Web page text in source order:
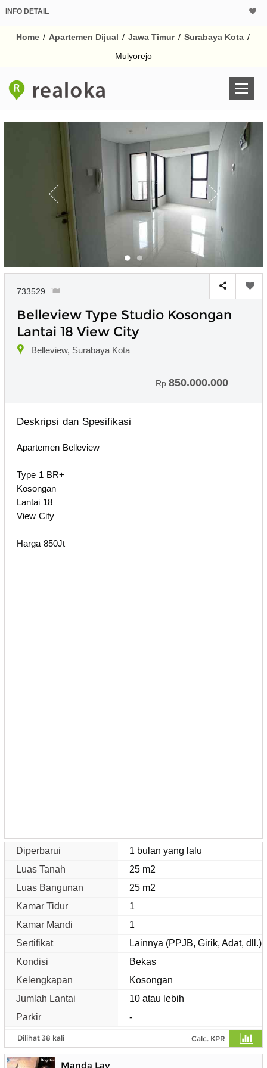
INFO DETAIL
Home / Apartemen Dijual / Jawa Timur / Surabaya Kota /
Mulyorejo
733529
Belleview Type Studio Kosongan
Lantai 18 View City
Belleview, Surabaya Kota
Rp 850.000.000
Deskripsi dan Spesifikasi
Apartemen Belleview
Type 1 BR+
Kosongan
Lantai 18
View City
Harga 850Jt
Diperbarui
1 bulan yang lalu
Luas Tanah
25 m2
Luas Bangunan
25 m2
Kamar Tidur
1
Kamar Mandi
1
Sertifikat
Lainnya (PPJB, Girik, Adat, dll.)
Kondisi
Bekas
Kelengkapan
Kosongan
Jumlah Lantai
10 atau lebih
Parkir
-
Dilihat 38 kali Calc. KPR
Manda Lay
Harga Rp
% /th
Untuk hasil simulasi
pada kotak-